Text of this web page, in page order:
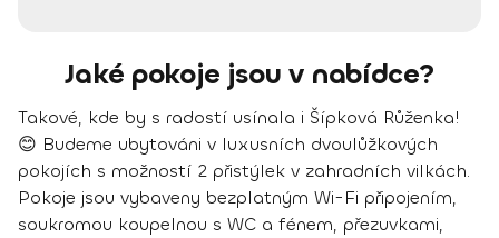
Jaké pokoje jsou v nabídce?
Takové, kde by s radostí usínala i Šípková Růženka!
😊 Budeme ubytováni v luxusních dvoulůžkových
pokojích s možností 2 přistýlek v zahradních vilkách.
Pokoje jsou vybaveny bezplatným Wi-Fi připojením,
soukromou koupelnou s WC a fénem, přezuvkami,